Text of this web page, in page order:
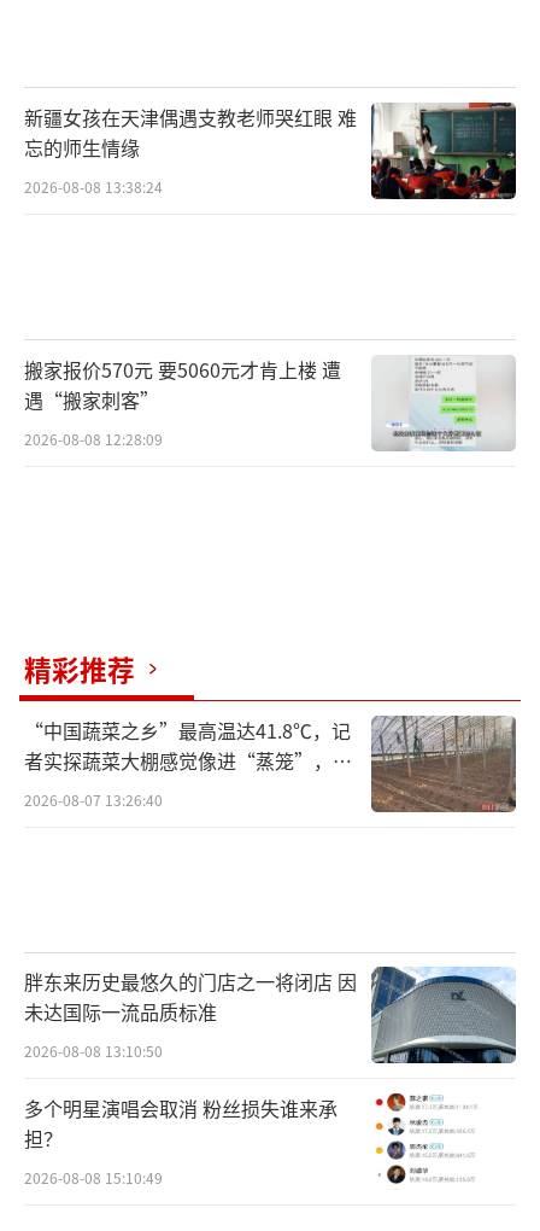
新疆女孩在天津偶遇支教老师哭红眼 难
忘的师生情缘
2026-08-08 13:38:24
搬家报价570元 要5060元才肯上楼 遭
遇“搬家刺客”
2026-08-08 12:28:09
精彩推荐
“中国蔬菜之乡”最高温达41.8℃，记
者实探蔬菜大棚感觉像进“蒸笼”，有
村民称只能凌晨两点起来干活
2026-08-07 13:26:40
胖东来历史最悠久的门店之一将闭店 因
未达国际一流品质标准
2026-08-08 13:10:50
多个明星演唱会取消 粉丝损失谁来承
担？
2026-08-08 15:10:49